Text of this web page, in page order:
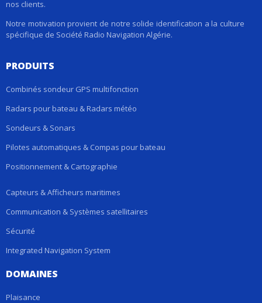
nos clients.
Notre motivation provient de notre solide identification a la culture
spécifique de Société Radio Navigation Algérie.
PRODUITS
Combinés sondeur GPS multifonction
Radars pour bateau & Radars météo
Sondeurs & Sonars
Pilotes automatiques & Compas pour bateau
Positionnement & Cartographie
Capteurs & Afficheurs maritimes
Communication & Systèmes satellitaires
Sécurité
Integrated Navigation System
DOMAINES
Plaisance